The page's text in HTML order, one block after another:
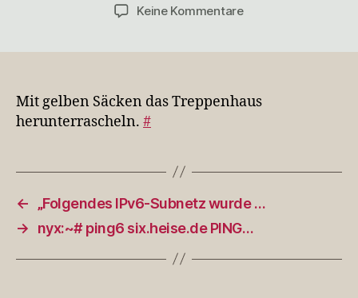
Keine Kommentarezu
Treppen…
Mit gelben Säcken das Treppenhaus
herunterrascheln. #
←
„Folgendes IPv6-Subnetz wurde …
→
nyx:~# ping6 six.heise.de PING…